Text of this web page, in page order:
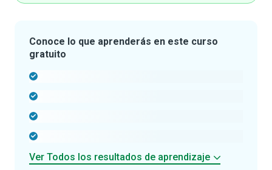
Conoce lo que aprenderás en este curso
gratuito
Ver Todos los resultados de aprendizaje